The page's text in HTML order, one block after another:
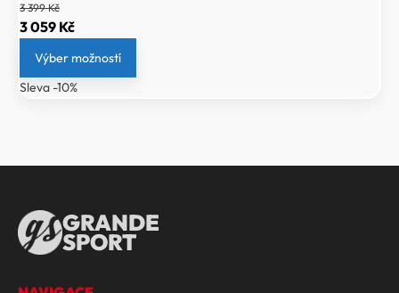
3 399Kč
Původní
cena
byla:
3
3 059 KčAktuální
cena
3
Výber možností
Sleva -10%
GRANDE
SPORT